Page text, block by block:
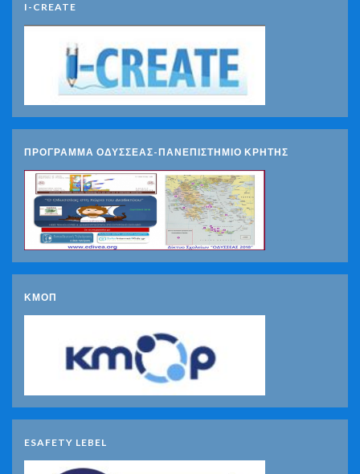
I-CREATE
ΠΡΟΓΡΑΜΜΑ ΟΔΥΣΣΕΑΣ-ΠΑΝΕΠΙΣΤΗΜΙΟ ΚΡΗΤΗΣ
ΚΜΟΠ
ESAFETY LEBEL